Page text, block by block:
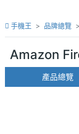
手機王 品牌總覽
Amazon
產品總覽